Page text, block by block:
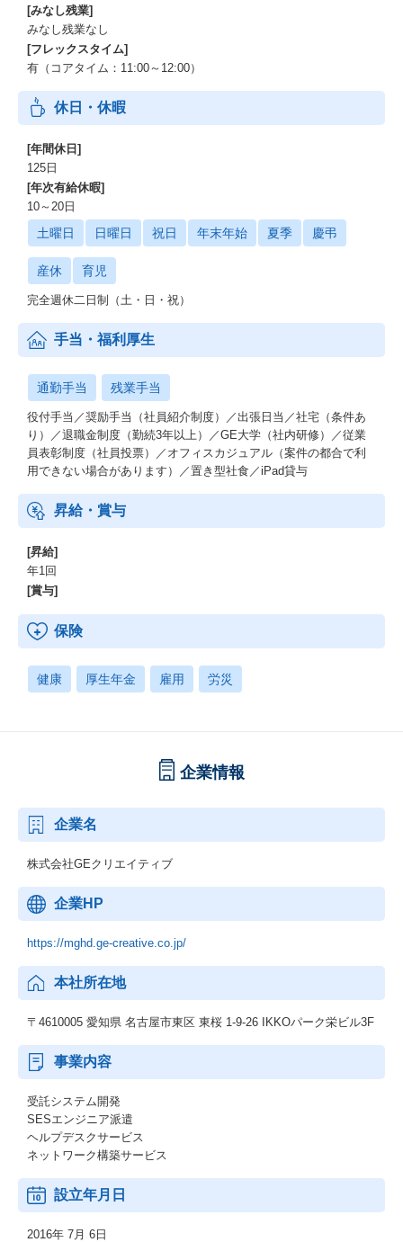
[みなし残業]
みなし残業なし
[フレックスタイム]
有（コアタイム：11:00～12:00）
休日・休暇
[年間休日]
125日
[年次有給休暇]
10～20日
土曜日 日曜日 祝日 年末年始 夏季 慶弔
産休 育児
完全週休二日制（土・日・祝）
手当・福利厚生
通勤手当 残業手当
役付手当／奨励手当（社員紹介制度）／出張日当／社宅（条件あ
り）／退職金制度（勤続3年以上）／GE大学（社内研修）／従業
員表彰制度（社員投票）／オフィスカジュアル（案件の都合で利
用できない場合があります）／置き型社食／iPad貸与
昇給・賞与
[昇給]
年1回
[賞与]
保険
健康 厚生年金 雇用 労災
企業情報
企業名
株式会社GEクリエイティブ
企業HP
https://mghd.ge-creative.co.jp/
本社所在地
〒4610005 愛知県 名古屋市東区 東桜 1-9-26 IKKOパーク栄ビル3F
事業内容
受託システム開発
SESエンジニア派遣
ヘルプデスクサービス
ネットワーク構築サービス
設立年月日
2016年 7月 6日